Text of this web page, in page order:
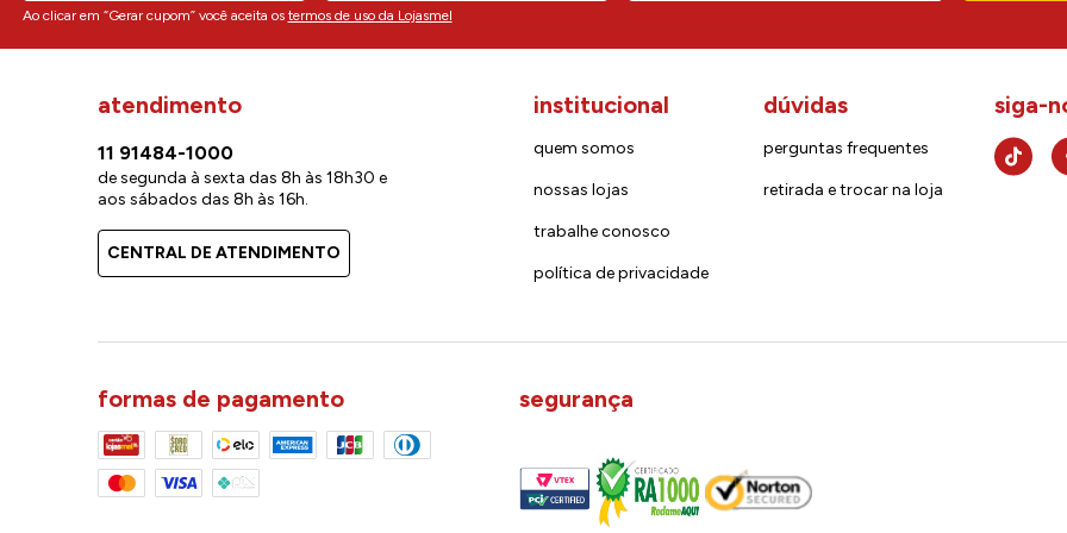
Ao clicar em “Gerar cupom” você aceita os termos de uso da Lojasmel
atendimento
11 91484-1000
de segunda à sexta das 8h às 18h30 e
aos sábados das 8h às 16h.
CENTRAL DE ATENDIMENTO
institucional
quem somos
nossas lojas
trabalhe conosco
política de privacidade
dúvidas
perguntas frequentes
retirada e trocar na loja
siga-
formas de pagamento segurança